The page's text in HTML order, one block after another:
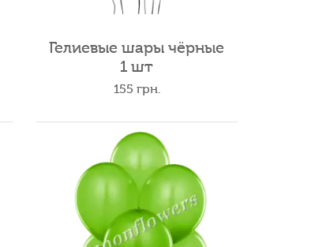
Гелиевые шары чёрные
1 шт
155 грн.